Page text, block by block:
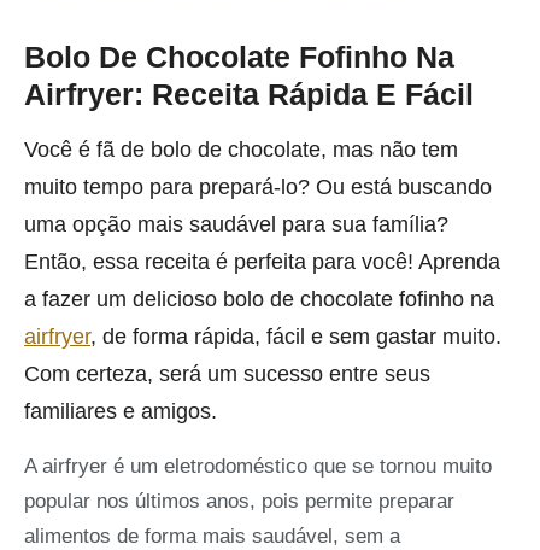
Bolo De Chocolate Fofinho Na
Airfryer: Receita Rápida E Fácil
Você é fã de bolo de chocolate, mas não tem
muito tempo para prepará-lo? Ou está buscando
uma opção mais saudável para sua família?
Então, essa receita é perfeita para você! Aprenda
a fazer um delicioso bolo de chocolate fofinho na
airfryer, de forma rápida, fácil e sem gastar muito.
Com certeza, será um sucesso entre seus
familiares e amigos.
A airfryer é um eletrodoméstico que se tornou muito
popular nos últimos anos, pois permite preparar
alimentos de forma mais saudável, sem a